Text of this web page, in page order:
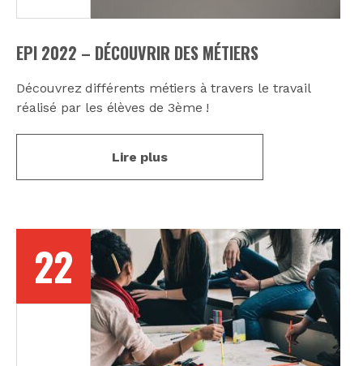
EPI 2022 – DÉCOUVRIR DES MÉTIERS
Découvrez différents métiers à travers le travail
réalisé par les élèves de 3ème !
Lire plus
22